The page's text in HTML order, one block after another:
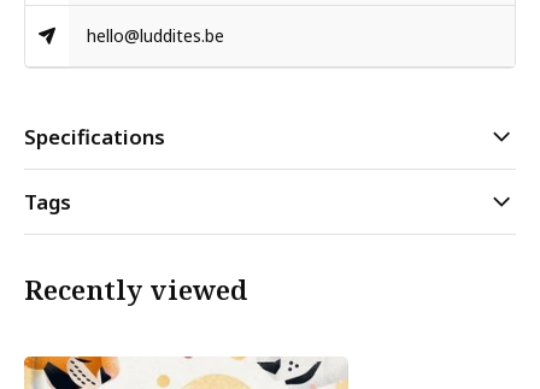
hello@luddites.be
Specifications
Tags
Recently viewed